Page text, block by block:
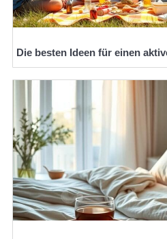
Die besten Ideen für einen